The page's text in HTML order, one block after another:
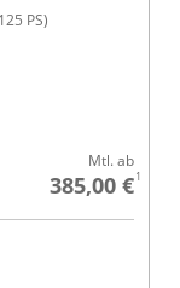
PS)
Mtl. ab
385,00 €1